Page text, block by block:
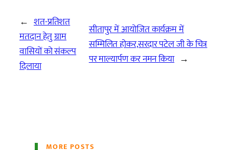
← शत-प्रतिशत
मतदान हेतु ग्राम
वासियों को संकल्प
दिलाया
सीतापुर में आयोजित कार्यक्रम में
सम्मिलित होकर,सरदार पटेल जी के चित्र
पर माल्यार्पण कर नमन किया →
MORE POSTS